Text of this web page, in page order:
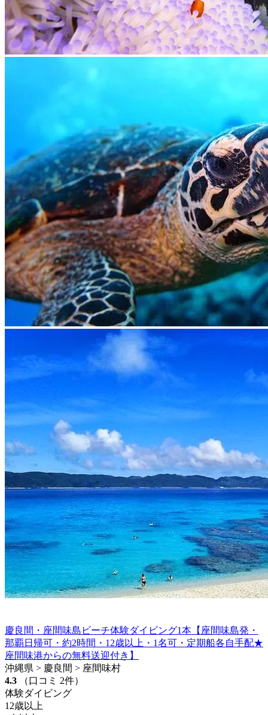
慶良間・座間味島ビーチ体験ダイビング1本【座間味島発・
那覇日帰可・約2時間・12歳以上・1名可・定期船各自手配★
座間味港からの無料送迎付き】
沖縄県 > 慶良間 > 座間味村
4.3
（口コミ 2件）
体験ダイビング
12歳以上